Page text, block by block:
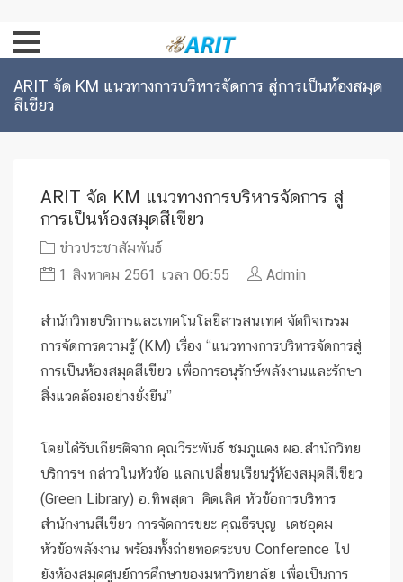
ARIT จัด KM แนวทางการบริหารจัดการ สู่การเป็นห้องสมุด
สีเขียว
ARIT จัด KM แนวทางการบริหารจัดการ สู่
การเป็นห้องสมุดสีเขียว
ข่าวประชาสัมพันธ์
1 สิงหาคม 2561 เวลา 06:55
Admin
สำนักวิทยบริการและเทคโนโลยีสารสนเทศ จัดกิจกรรม
การจัดการความรู้ (KM) เรื่อง “แนวทางการบริหารจัดการสู่
การเป็นห้องสมุดสีเขียว เพื่อการอนุรักษ์พลังงานและรักษา
สิ่งแวดล้อมอย่างยั่งยืน”
โดยได้รับเกียรติจาก คุณวีระพันธ์ ชมภูแดง ผอ.สำนักวิทย
บริการฯ กล่าวในหัวข้อ แลกเปลี่ยนเรียนรู้ห้องสมุดสีเขียว
(Green Library) อ.ทิพสุดา คิดเลิศ หัวข้อการบริหาร
สำนักงานสีเขียว การจัดการขยะ คุณธีรบุญ เดชอุดม
หัวข้อพลังงาน พร้อมทั้งถ่ายทอดระบบ Conference ไป
ยังห้องสมุดศูนย์การศึกษาของมหาวิทยาลัย เพื่อเป็นการ